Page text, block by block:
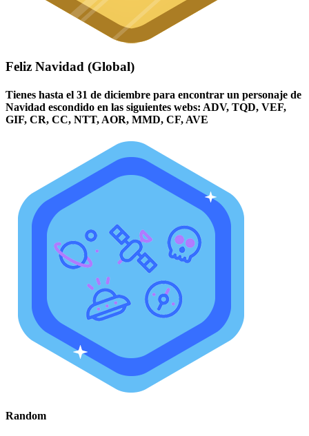
Feliz Navidad (Global)
Tienes hasta el 31 de diciembre para encontrar un personaje de
Navidad escondido en las siguientes webs: ADV, TQD, VEF,
GIF, CR, CC, NTT, AOR, MMD, CF, AVE
Random